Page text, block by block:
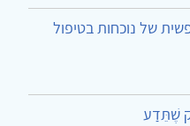
של נוכחות בטיפול
שֶׁתֵּדַע